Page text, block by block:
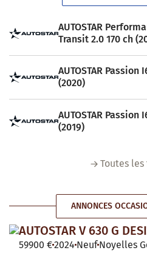
AUTOSTAR
Transit 2.0 170 ch
AUTOSTAR Passion
(2020)
AUTOSTAR Passion
(2019)
Toutes
ANNONCES
AUTOSTAR V 630 G
59900 €2024 Neuf Noyelles